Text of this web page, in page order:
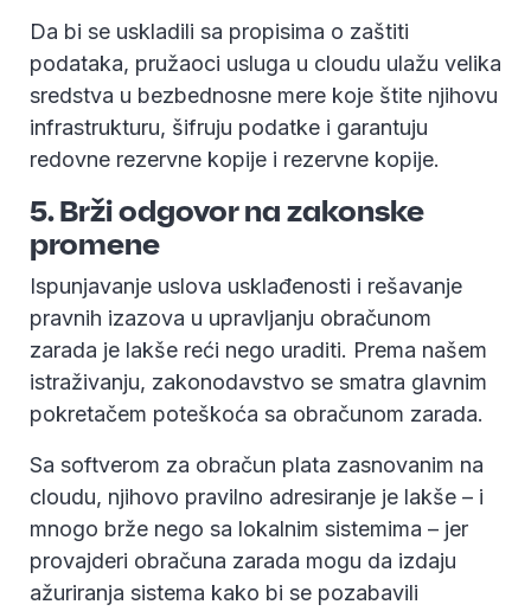
Da bi se uskladili sa propisima o zaštiti
podataka, pružaoci usluga u cloudu ulažu velika
sredstva u bezbednosne mere koje štite njihovu
infrastrukturu, šifruju podatke i garantuju
redovne rezervne kopije i rezervne kopije.
5. Brži odgovor na zakonske
promene
Ispunjavanje uslova usklađenosti i rešavanje
pravnih izazova u upravljanju obračunom
zarada je lakše reći nego uraditi. Prema našem
istraživanju, zakonodavstvo se smatra glavnim
pokretačem poteškoća sa obračunom zarada.
Sa softverom za obračun plata zasnovanim na
cloudu, njihovo pravilno adresiranje je lakše – i
mnogo brže nego sa lokalnim sistemima – jer
provajderi obračuna zarada mogu da izdaju
ažuriranja sistema kako bi se pozabavili